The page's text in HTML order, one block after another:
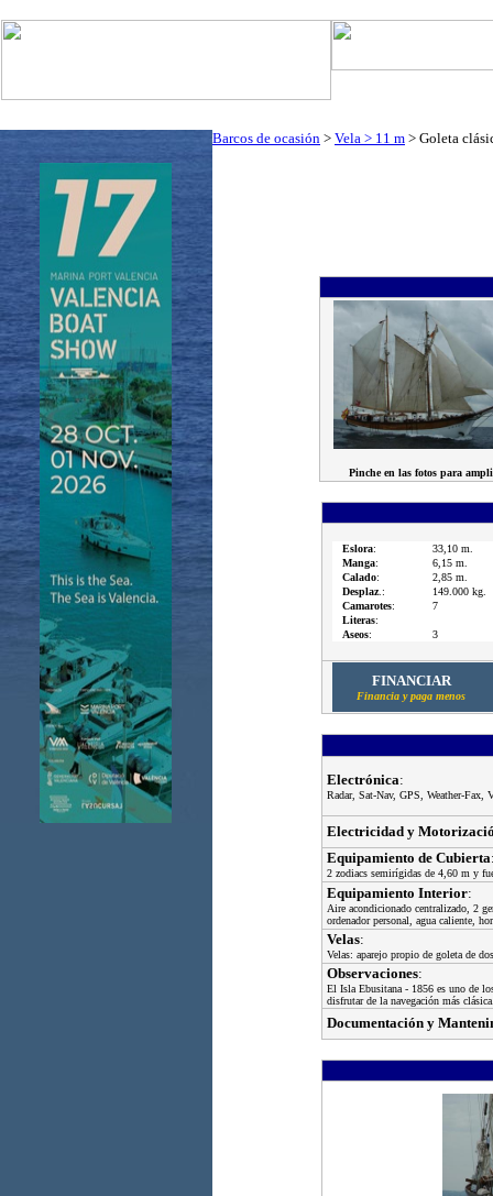
Barcos de ocasión > Vela > 11 m > Goleta
Pinche en las fotos para
Eslora:
33,10 m.
Manga:
6,15 m.
Calado:
2,85 m.
Desplaz.:
149.000 kg.
Camarotes:
7
Literas:
Aseos: 3
FINANCIAR
Financia y paga menos
Electrónica:
Radar, Sat-Nav, GPS, Weather-Fax,
Electricidad y
Equipamiento de Cubierta
2 zodiacs semirígidas de 4,60 m y
Equipamiento Interior:
Aire acondicionado centralizado, 2
ordenador personal, agua caliente,
Velas:
Velas: aparejo propio de goleta de
Observaciones:
El Isla Ebusitana - 1856 es uno de
disfrutar de la navegación más
Documentación y